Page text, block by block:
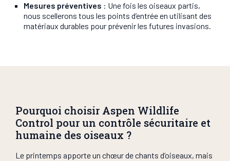
Mesures préventives : Une fois les oiseaux partis,
nous scellerons tous les points d’entrée en utilisant des
matériaux durables pour prévenir les futures invasions.
Pourquoi choisir Aspen Wildlife
Control pour un contrôle sécuritaire et
humaine des oiseaux ?
Le printemps apporte un chœur de chants d’oiseaux, mais